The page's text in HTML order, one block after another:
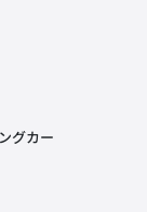
グカー